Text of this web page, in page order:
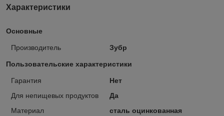
Характеристики
Основные
Производитель Зубр
Пользовательские характеристики
Гарантия
Нет
Для непищевых продуктов
Да
Материал
сталь оцинкованная